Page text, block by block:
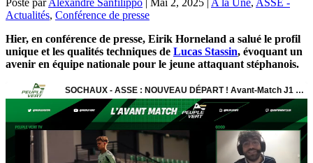
Actualités, Conférence de presse
Hier, en conférence de presse, Eirik Horneland a salué le profil
unique et les qualités techniques de Lucas Stassin, évoquant un
avenir en équipe nationale pour le jeune attaquant stéphanois.